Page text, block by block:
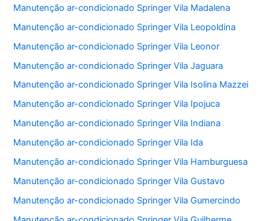
Manutenção ar-condicionado Springer Vila Madalena
Manutenção ar-condicionado Springer Vila Leopoldina
Manutenção ar-condicionado Springer Vila Leonor
Manutenção ar-condicionado Springer Vila Jaguara
Manutenção ar-condicionado Springer Vila Isolina Mazzei
Manutenção ar-condicionado Springer Vila Ipojuca
Manutenção ar-condicionado Springer Vila Indiana
Manutenção ar-condicionado Springer Vila Ida
Manutenção ar-condicionado Springer Vila Hamburguesa
Manutenção ar-condicionado Springer Vila Gustavo
Manutenção ar-condicionado Springer Vila Gumercindo